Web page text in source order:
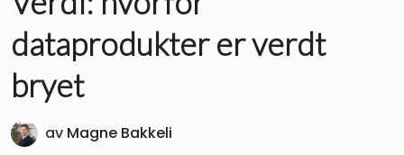
dataprodukter er verdt
bryet
av Magne Bakkeli